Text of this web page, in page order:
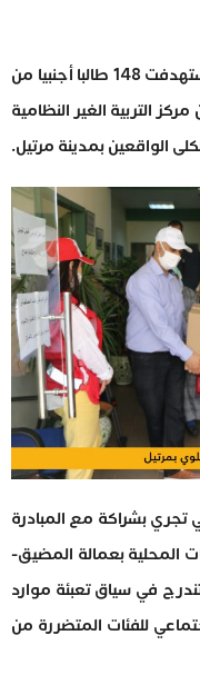
وتهم هذه العملية الثانية، بعد تلك التي استهدفت 148 طالبا أجنبيا من
التربية الغير النظامية
الواقعين بمدينة مرتيل.
تجري بشراكة مع المبادرة
المحلية بعمالة المضيق-
تندرج في سياق تعبئة موارد
للفئات المتضررة من